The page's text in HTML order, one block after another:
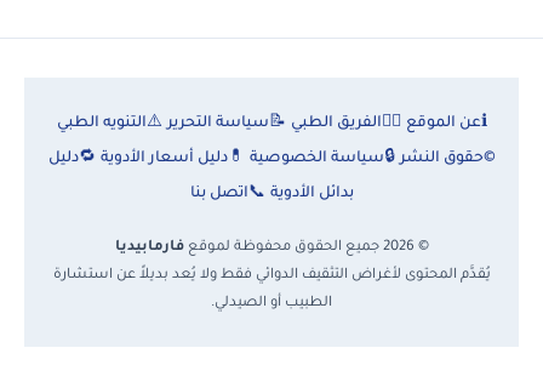
ℹ️عن الموقع 👨‍⚕️الفريق الطبي 📝سياسة التحرير ⚠️التنويه الطبي
©حقوق النشر 🔒سياسة الخصوصية 💊دليل أسعار الأدوية 🔁دليل
بدائل الأدوية 📞اتصل بنا
© 2026 جميع الحقوق محفوظة لموقع
فارمابيديا
يُقدَّم المحتوى لأغراض التثقيف الدوائي فقط ولا يُعد بديلاً عن استشارة
الطبيب أو الصيدلي.